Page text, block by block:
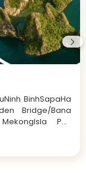
BinhSapaHa
Bridge/Bana
Phu
Hanoi...